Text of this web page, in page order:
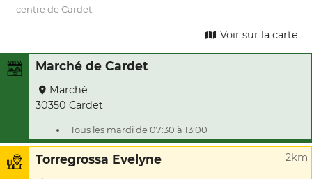
centre de Cardet.
Voir sur la carte
Marché de Cardet
Marché
30350 Cardet
Tous les mardi de 07:30 à 13:00
Torregrossa Evelyne 2km